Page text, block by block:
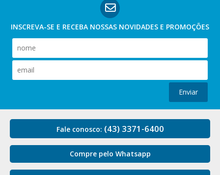
INSCREVA-SE E RECEBA NOSSAS NOVIDADES E PROMOÇÕES
Enviar
Fale conosco: (43) 3371-6400
Compre pelo Whatsapp